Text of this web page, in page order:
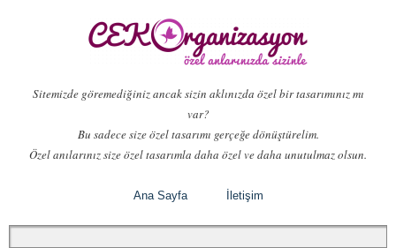
içeriğe
atla
Sitemizde göremediğiniz ancak sizin aklınızda özel bir tasarımınız mı
var?
Bu sadece size özel tasarımı gerçeğe dönüştürelim.
Özel anılarınız size özel tasarımla daha özel ve daha unutulmaz olsun.
Ana Sayfa İletişim